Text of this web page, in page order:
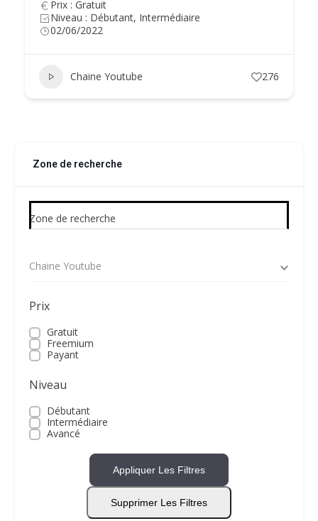
Prix : Gratuit
Niveau : Débutant, Intermédiaire
02/06/2022
Chaine Youtube 276
Zone de recherche
Zone de recherche
Chaine Youtube
Prix
Gratuit
Freemium
Payant
Niveau
Débutant
Intermédiaire
Avancé
Appliquer Les Filtres
Supprimer Les Filtres